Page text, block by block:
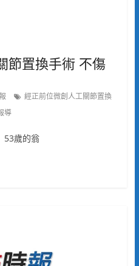
節置換手術 不傷
經正前位微創人工關節置換
導
53歲的翁